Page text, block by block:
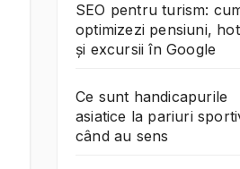
SEO pentru turism:
optimizezi pensiuni,
și excursii în Google
Ce sunt handicapurile
asiatice la pariuri
când au sens